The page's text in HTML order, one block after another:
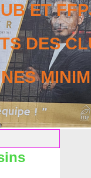
ET
DES